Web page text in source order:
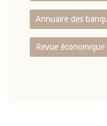
Annuaire des
Revue